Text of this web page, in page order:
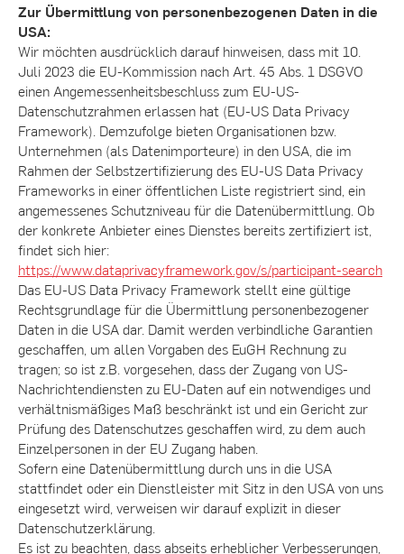
Zur Übermittlung von personenbezogenen Daten in die
USA:
Wir möchten ausdrücklich darauf hinweisen, dass mit 10.
Juli 2023 die EU-Kommission nach Art. 45 Abs. 1 DSGVO
einen Angemessenheitsbeschluss zum EU-US-
Datenschutzrahmen erlassen hat (EU-US Data Privacy
Framework). Demzufolge bieten Organisationen bzw.
Unternehmen (als Datenimporteure) in den USA, die im
Rahmen der Selbstzertifizierung des EU-US Data Privacy
Frameworks in einer öffentlichen Liste registriert sind, ein
angemessenes Schutzniveau für die Datenübermittlung. Ob
der konkrete Anbieter eines Dienstes bereits zertifiziert ist,
findet sich hier:
https://www.dataprivacyframework.gov/s/participant-search
Das EU-US Data Privacy Framework stellt eine gültige
Rechtsgrundlage für die Übermittlung personenbezogener
Daten in die USA dar. Damit werden verbindliche Garantien
geschaffen, um allen Vorgaben des EuGH Rechnung zu
tragen; so ist z.B. vorgesehen, dass der Zugang von US-
Nachrichtendiensten zu EU-Daten auf ein notwendiges und
verhältnismäßiges Maß beschränkt ist und ein Gericht zur
Prüfung des Datenschutzes geschaffen wird, zu dem auch
Einzelpersonen in der EU Zugang haben.
Sofern eine Datenübermittlung durch uns in die USA
stattfindet oder ein Dienstleister mit Sitz in den USA von uns
eingesetzt wird, verweisen wir darauf explizit in dieser
Datenschutzerklärung.
Es ist zu beachten, dass abseits erheblicher Verbesserungen,